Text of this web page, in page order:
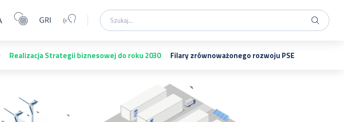
Realizacja Strategii biznesowej do roku 2030 Filary zrównoważonego rozwoju PSE